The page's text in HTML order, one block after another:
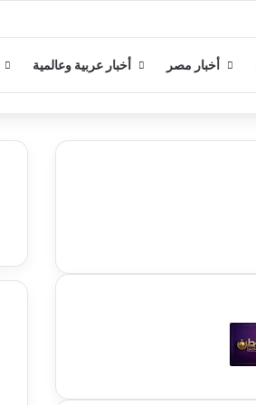
أخبار مصر أخبار عربية وعالمية